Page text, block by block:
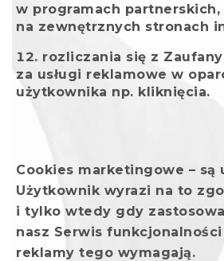
w programach partnerskich,
na zewnętrznych stronach
rozliczania się z
za usługi reklamowe w
użytkownika np. kliknięcia.
Cookies marketingowe – są
Użytkownik wyrazi na to
i tylko wtedy gdy
nasz Serwis
reklamy tego wymagają.